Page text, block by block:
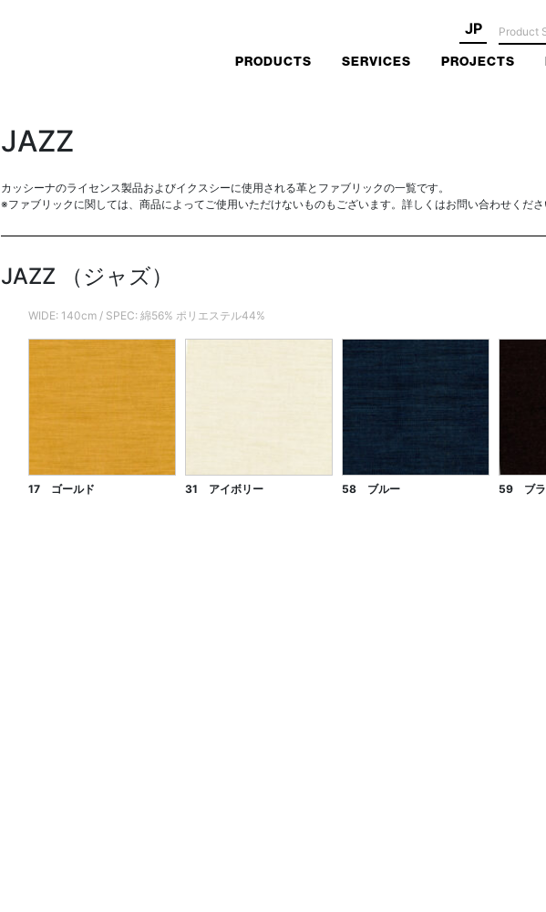
JP
PRODUCTS SERVICES PROJECTS
JAZZ
カッシーナのライセンス製品およびイクスシーに使用される革とファブリックの一覧です。
※ファブリックに関しては、商品によってご使用いただけないものもございます。詳しくはお問い合わせくだ
JAZZ （ジャズ）
WIDE: 140cm / SPEC: 綿56% ポリエステル44%
17 ゴールド 31 アイボリー 58 ブルー 59 ブラ